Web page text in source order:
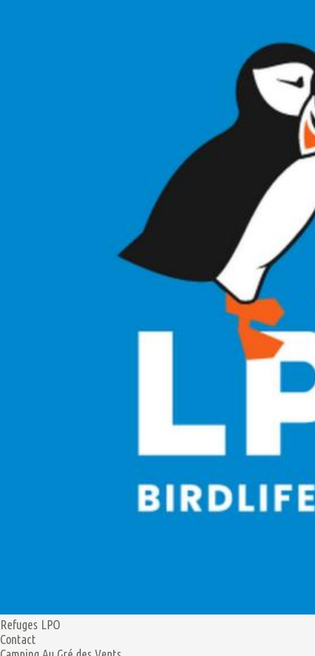
Refuges LPO
Contact